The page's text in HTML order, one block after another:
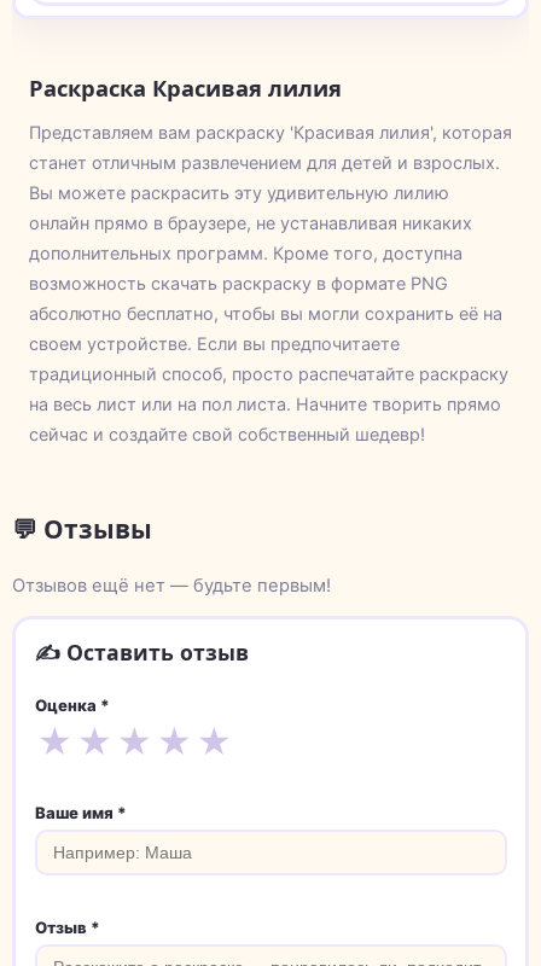
Раскраска Красивая лилия
Представляем вам раскраску 'Красивая лилия', которая
станет отличным развлечением для детей и взрослых.
Вы можете раскрасить эту удивительную лилию
онлайн прямо в браузере, не устанавливая никаких
дополнительных программ. Кроме того, доступна
возможность скачать раскраску в формате PNG
абсолютно бесплатно, чтобы вы могли сохранить её на
своем устройстве. Если вы предпочитаете
традиционный способ, просто распечатайте раскраску
на весь лист или на пол листа. Начните творить прямо
сейчас и создайте свой собственный шедевр!
💬 Отзывы
Отзывов ещё нет — будьте первым!
✍️ Оставить отзыв
Оценка *
★ ★ ★ ★ ★
Ваше имя *
Отзыв *